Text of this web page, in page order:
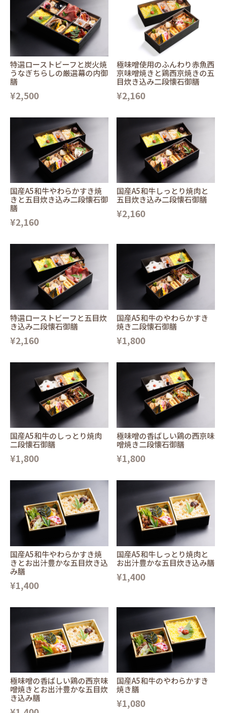
特選ローストビーフと炭火焼
うなぎちらしの厳選幕の内御
膳
¥2,500
極味噌使用のふんわり赤魚西
京味噌焼きと鶏西京焼きの五
目炊き込み二段懐石御膳
¥2,160
国産A5和牛やわらかすき焼
きと五目炊き込み二段懐石御
膳
¥2,160
国産A5和牛しっとり焼肉と
五目炊き込み二段懐石御膳
¥2,160
特選ローストビーフと五目炊
き込み二段懐石御膳
¥2,160
国産A5和牛のやわらかすき
焼き二段懐石御膳
¥1,800
国産A5和牛のしっとり焼肉
二段懐石御膳
¥1,800
極味噌の香ばしい鶏の西京味
噌焼き二段懐石御膳
¥1,800
国産A5和牛やわらかすき焼
きとお出汁豊かな五目炊き込
み膳
¥1,400
国産A5和牛しっとり焼肉と
お出汁豊かな五目炊き込み膳
¥1,400
極味噌の香ばしい鶏の西京味
噌焼きとお出汁豊かな五目炊
き込み膳
国産A5和牛のやわらかすき
焼き膳
¥1,080